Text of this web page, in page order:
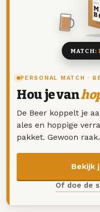
PERSONAL MATCH ·
Hou je van
De Beer koppelt je
ales en hoppige
pakket. Gewoon raak.
Bekijk
Of doe de
8
MATCH: